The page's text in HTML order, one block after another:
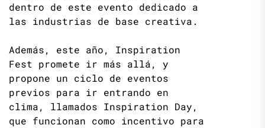
dentro de este evento dedicado a
las industrias de base creativa.
Además, este año, Inspiration
Fest promete ir más allá, y
propone un ciclo de eventos
previos para ir entrando en
clima, llamados Inspiration Day,
que funcionan como incentivo para